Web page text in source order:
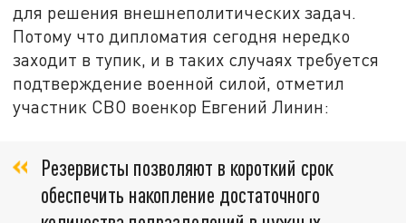
для решения внешнеполитических задач.
Потому что дипломатия сегодня нередко
заходит в тупик, и в таких случаях требуется
подтверждение военной силой, отметил
участник СВО военкор Евгений Линин:
Резервисты позволяют в короткий срок
обеспечить накопление достаточного